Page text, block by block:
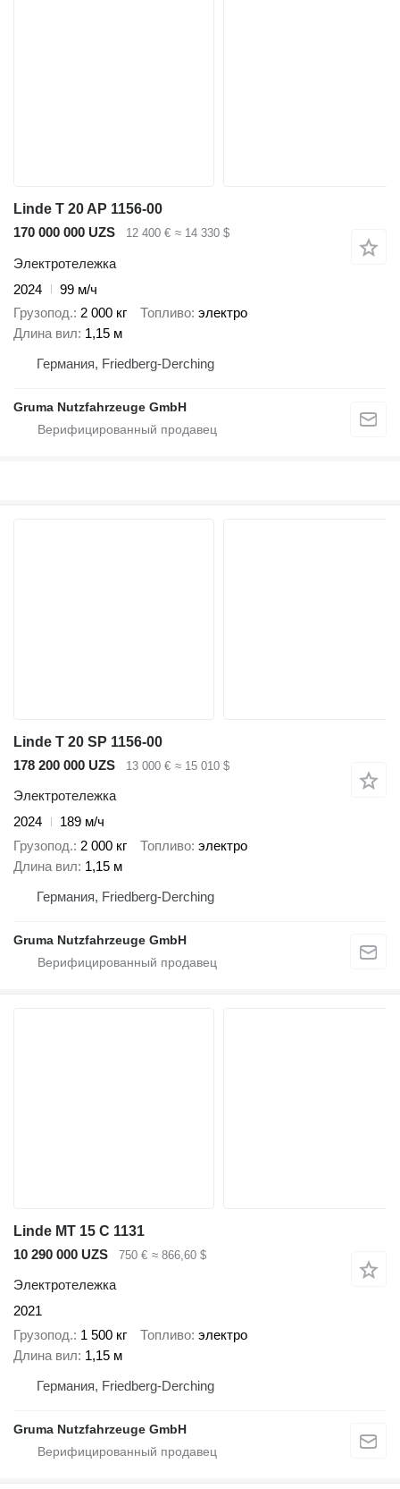
Linde T 20 AP 1156-00
170 000 000 UZS
12 400 € ≈ 14 330 $
Электротележка
2024
99 м/ч
Грузопод. 2 000 кг Топливо электро
Длина вил 1,15 м
Германия, Friedberg-Derching
Gruma Nutzfahrzeuge GmbH
Linde T 20 SP 1156-00
178 200 000 UZS
13 000 € ≈ 15 010 $
Электротележка
2024
189 м/ч
Грузопод. 2 000 кг Топливо электро
Длина вил 1,15 м
Германия, Friedberg-Derching
Gruma Nutzfahrzeuge GmbH
Linde MT 15 C 1131
10 290 000 UZS
750 € ≈ 866,60 $
Электротележка
2021
Грузопод. 1 500 кг Топливо электро
Длина вил 1,15 м
Германия, Friedberg-Derching
Gruma Nutzfahrzeuge GmbH